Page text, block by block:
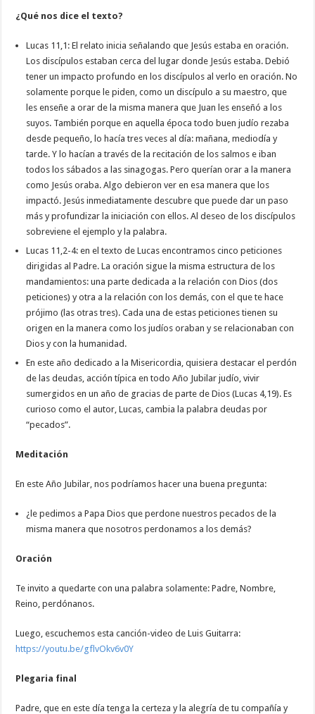
¿Qué nos dice el texto?
Lucas 11,1: El relato inicia señalando que Jesús estaba en oración.
Los discípulos estaban cerca del lugar donde Jesús estaba. Debió
tener un impacto profundo en los discípulos al verlo en oración. No
solamente porque le piden, como un discípulo a su maestro, que
les enseñe a orar de la misma manera que Juan les enseñó a los
suyos. También porque en aquella época todo buen judío rezaba
desde pequeño, lo hacía tres veces al día: mañana, mediodía y
tarde. Y lo hacían a través de la recitación de los salmos e iban
todos los sábados a las sinagogas. Pero querían orar a la manera
como Jesús oraba. Algo debieron ver en esa manera que los
impactó. Jesús inmediatamente descubre que puede dar un paso
más y profundizar la iniciación con ellos. Al deseo de los discípulos
sobreviene el ejemplo y la palabra.
Lucas 11,2-4: en el texto de Lucas encontramos cinco peticiones
dirigidas al Padre. La oración sigue la misma estructura de los
mandamientos: una parte dedicada a la relación con Dios (dos
peticiones) y otra a la relación con los demás, con el que te hace
prójimo (las otras tres). Cada una de estas peticiones tienen su
origen en la manera como los judíos oraban y se relacionaban con
Dios y con la humanidad.
En este año dedicado a la Misericordia, quisiera destacar el perdón
de las deudas, acción típica en todo Año Jubilar judío, vivir
sumergidos en un año de gracias de parte de Dios (Lucas 4,19). Es
curioso como el autor, Lucas, cambia la palabra deudas por
“pecados”.
Meditación
En este Año Jubilar, nos podríamos hacer una buena pregunta:
¿le pedimos a Papa Dios que perdone nuestros pecados de la
misma manera que nosotros perdonamos a los demás?
Oración
Te invito a quedarte con una palabra solamente: Padre, Nombre,
Reino, perdónanos.
Luego, escuchemos esta canción-video de Luis Guitarra:
https://youtu.be/gflvOkv6v0Y
Plegaria final
Padre, que en este día tenga la certeza y la alegría de tu compañía y